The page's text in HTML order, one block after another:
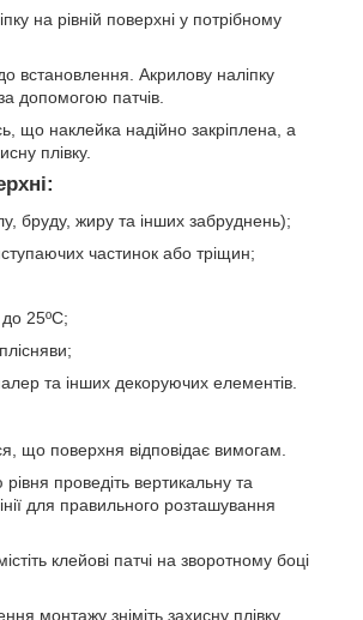
на рівній поверхні у потрібному
встановлення. Акрилову наліпку
допомогою патчів.
що наклейка надійно закріплена, а
плівку.
бруду, жиру та інших забруднень);
частинок або тріщин;
до 25ºС;
та інших декоруючих елементів.
що поверхня відповідає вимогам.
проведіть вертикальну та
для правильного розташування
клейові патчі на зворотному боці
монтажу зніміть захисну плівку.